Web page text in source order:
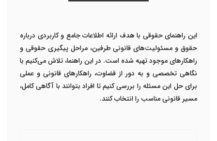
این راهنمای حقوقی با هدف ارائه اطلاعات جامع و کاربردی درباره
حقوق و مسئولیت‌های قانونی طرفین، مراحل پیگیری حقوقی و
راهکارهای موجود تهیه شده است. در این راهنما، تلاش می‌کنیم با
نگاهی تخصصی و به دور از قضاوت، راهکارهای قانونی و عملی
برای حل این مسئله را بررسی کنیم تا افراد بتوانند با آگاهی کامل،
مسیر قانونی مناسب را انتخاب کنند.